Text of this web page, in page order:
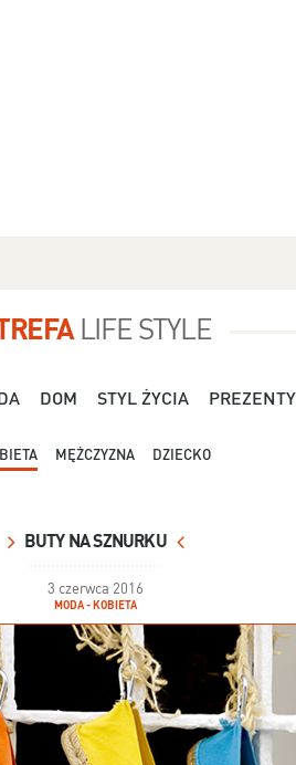
LIFE STYLE
DOM STYL ŻYCIA PREZENTY
MĘŻCZYZNA DZIECKO
BUTY NA SZNURKU
3 czerwca 2016
MODA - KOBIETA
Dla Niej - Orsay - 119,99 zł